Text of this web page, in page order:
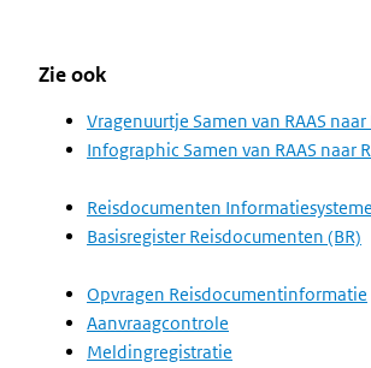
Zie ook
Vragenuurtje Samen van RAAS naar
Infographic Samen van RAAS naar
Reisdocumenten
Basisregister Reisdocumenten (BR)
Opvragen Reisdocumentinformatie
Aanvraagcontrole
Meldingregistratie